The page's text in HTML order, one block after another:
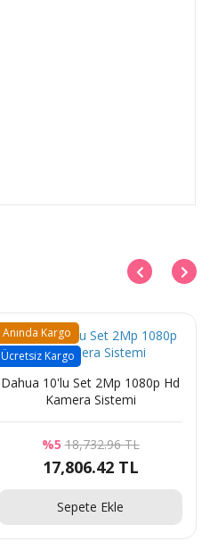
Dahua 10'lu Set 2Mp 1080p Hd
Kamera Sistemi
%5 18,732.96 TL
17,806.42 TL
Anında Kargo
Ücretsiz Kargo
Sepete Ekle